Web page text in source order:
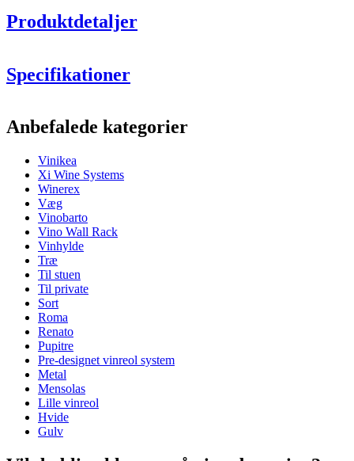
Produktdetaljer
Specifikationer
ProduktnummerVININR1
Generelt
FinishSort
Modulær
PlaceringVæg
Flasker
Antal flasker (Bordeaux)
Flasketype
Dimensioner (BxHxD cm)
Højde (cm)
Bredde (cm)
23
Dybde (cm)32
Vægt (kg)
Anbefalede kategorier
Vinikea
Xi Wine Systems
Winerex
Væg
Vinobarto
Vino Wall Rack
Vinhylde
Træ
Til stuen
Til private
Sort
Roma
Renato
Pupitre
Pre-designet vinreol system
Metal
Mensolas
Lille vinreol
Hvide
Gulv